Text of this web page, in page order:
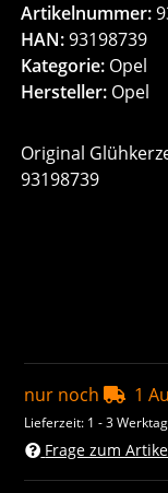
Artikelnummer:
HAN:93198739
Kategorie: Opel
Hersteller: Opel
Original
93198739
nur noch 1
Lieferzeit: 1 - 3
Frage zum